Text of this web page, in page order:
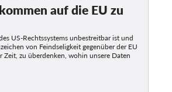
auf die EU zu
US-Rechtssystems unbestreitbar ist und
von Feindseligkeit gegenüber der EU
Zeit, zu überdenken, wohin unsere Daten